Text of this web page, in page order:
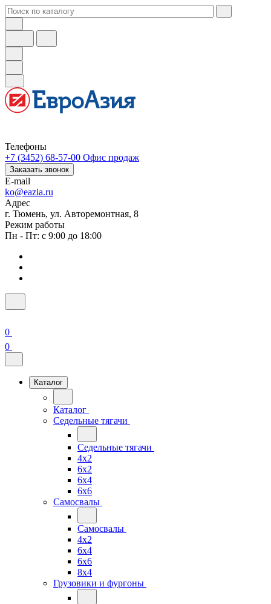
Телефоны
+7 (3452) 68-57-00 Офис продаж
Заказать звонок
E-mail
ko@eazia.ru
Адрес
г. Тюмень, ул. Авторемонтная, 8
Режим работы
Пн - Пт: с 9:00 до 18:00
0
0
Каталог
Каталог
Седельные тягачи
Седельные тягачи
4x2
6x2
6x4
6x6
Самосвалы
Самосвалы
4x2
6x4
6x6
8x4
Грузовики и фургоны